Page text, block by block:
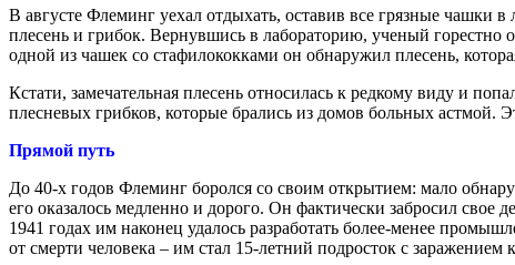
В августе Флеминг уехал отдыхать, оставив все грязные чашки
плесень и грибок. Вернувшись в лабораторию, ученый горестно
одной из чашек со стафилококками он обнаружил плесень,
Кстати, замечательная плесень относилась к редкому виду и
плесневых грибков, которые брались из домов больных астмой.
Прямой путь
До 40-х годов Флеминг боролся со своим открытием: мало
его оказалось медленно и дорого. Он фактически забросил
1941 годах им наконец удалось разработать более-менее
от смерти человека – им стал 15-летний подросток с заражением